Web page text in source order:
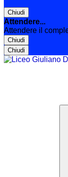
Chiudi
Attendere...
Attendere il
Chiudi
Chiudi